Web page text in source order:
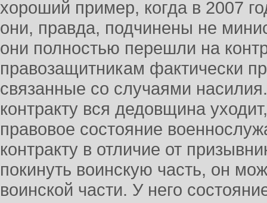
хороший пример, когда в 2007
они, правда, подчинены не
они полностью перешли на
правозащитникам фактически
связанные со случаями
контракту вся дедовщина
правовое состояние
контракту в отличие от
покинуть воинскую часть, он
воинской части. У него